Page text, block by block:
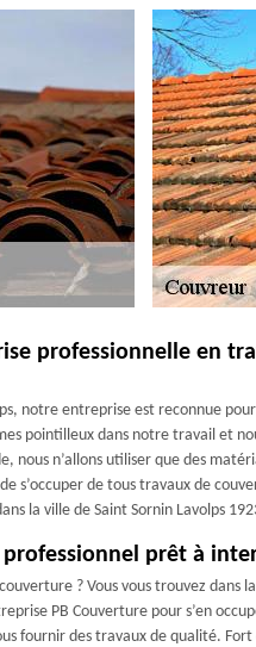
professionnelle en
notre entreprise est reconnue
pointilleux dans notre travail et
nous n’allons utiliser que des
s’occuper de tous travaux de
la ville de Saint Sornin Lavolps
professionnel prêt à
? Vous vous trouvez dans
PB Couverture pour s’en
fournir des travaux de qualité. Fort